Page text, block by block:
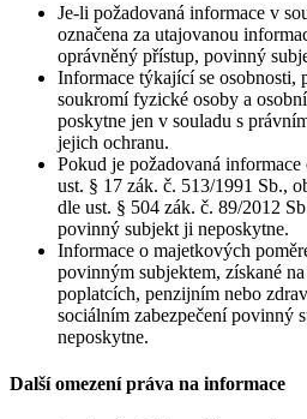
Je-li požadovaná informace v
označena za utajovanou
oprávněný přístup, povinný
Informace týkající se osobnosti,
soukromí fyzické osoby a
poskytne jen v souladu s
jejich ochranu.
Pokud je požadovaná
ust. § 17 zák. č. 513/1991 Sb.,
dle ust. § 504 zák. č. 89/2012
povinný subjekt ji neposkytne.
Informace o majetkových
povinným subjektem, získané
poplatcích, penzijním nebo
sociálním zabezpečení povinný
neposkytne.
Další omezení práva na informace